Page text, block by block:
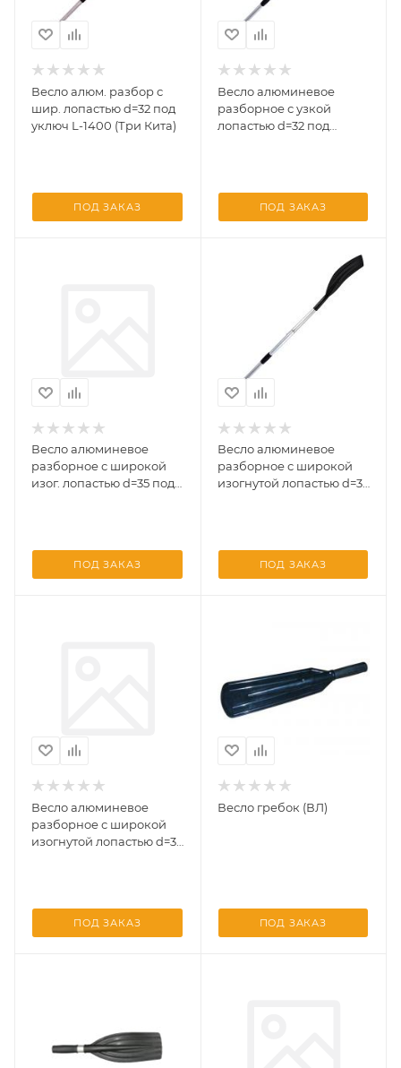
Весло алюм. разбор с
шир. лопастью d=32 под
уключ L-1400 (Три Кита)
ПОД ЗАКАЗ
Весло алюминевое
разборное с узкой
лопастью d=32 под
ПОД ЗАКАЗ
Весло алюминевое
разборное с широкой
изог. лопастью d=35 под
ПОД ЗАКАЗ
Весло алюминевое
разборное с широкой
изогнутой лопастью d=32
ПОД ЗАКАЗ
Весло алюминевое
разборное с широкой
изогнутой лопастью d=32
ПОД ЗАКАЗ
Весло гребок (ВЛ)
ПОД ЗАКАЗ